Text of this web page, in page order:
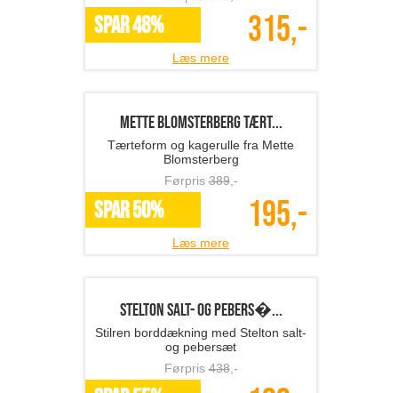
BRADLEYS knæpude i læd...
Komfort til havearbejdet med
knæpude
Førpris399
Læs mere